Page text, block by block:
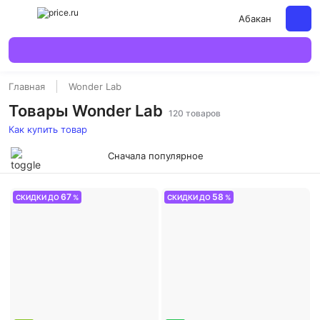
Абакан
Главная Wonder Lab
Товары Wonder Lab 120 товаров
Как купить товар
Сначала популярное
СКИДКИ ДО67 % СКИДКИ ДО 58 %